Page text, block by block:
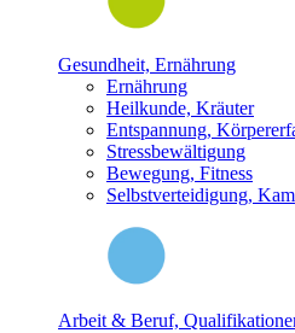
Gesundheit, Ernährung
Ernährung
Heilkunde, Kräuter
Entspannung,
Stressbewältigung
Bewegung, Fitness
Selbstverteidigung,
Arbeit & Beruf,